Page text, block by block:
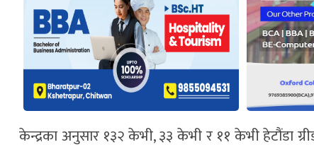
केन्द्रका अनुसार १३२ केभी, ३३ केभी र ११ केभी हेटौंडा